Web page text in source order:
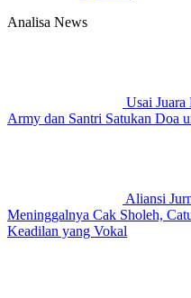
Analisa News
Usai Juara
Army dan Santri Satukan Doa
Aliansi
Meninggalnya Cak Sholeh,
Keadilan yang Vokal